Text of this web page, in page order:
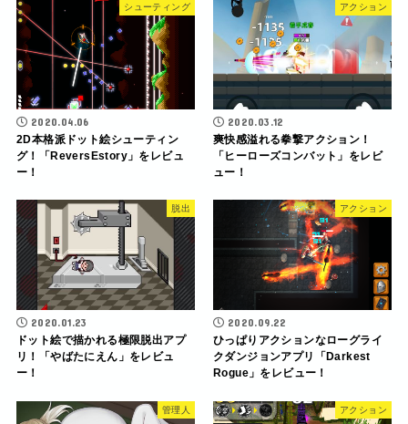
シューティング
2020.04.06
2D本格派ドット絵シューティン
グ！「ReversEstory」をレビュ
ー！
アクション
2020.03.12
爽快感溢れる拳撃アクション！
「ヒーローズコンバット」をレビ
ュー！
脱出
2020.01.23
ドット絵で描かれる極限脱出アプ
リ！「やばたにえん」をレビュ
ー！
アクション
2020.09.22
ひっぱりアクションなローグライ
クダンジョンアプリ「Darkest
Rogue」をレビュー！
管理人 アクション